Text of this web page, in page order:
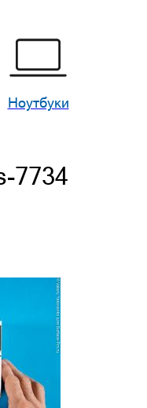
Ноутбуки
7734